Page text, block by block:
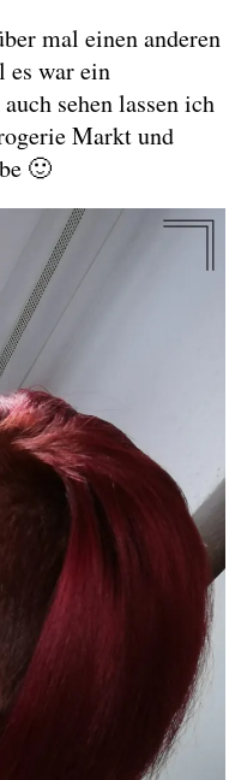
mal einen anderen
es war ein
sehen lassen ich
Markt und
🙂